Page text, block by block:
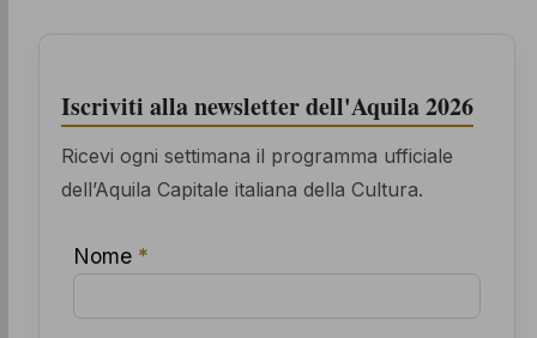
Iscriviti alla newsletter dell'Aquila 2026
Ricevi ogni settimana il programma ufficiale
dell’Aquila Capitale italiana della Cultura.
Nome *